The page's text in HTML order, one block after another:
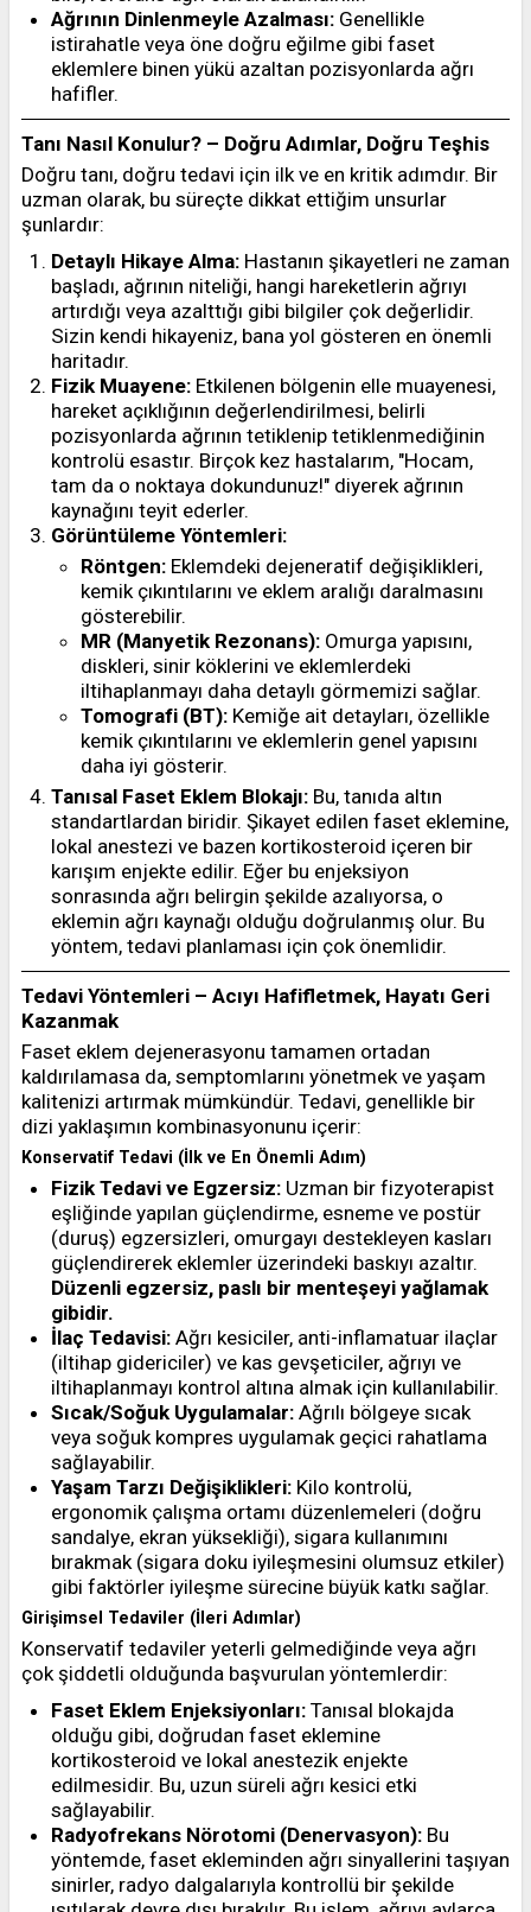
Ağrının Dinlenmeyle Azalması: Genellikle
istirahatle veya öne doğru eğilme gibi faset
eklemlere binen yükü azaltan pozisyonlarda ağrı
hafifler.
Tanı Nasıl Konulur? – Doğru Adımlar, Doğru Teşhis
Doğru tanı, doğru tedavi için ilk ve en kritik adımdır. Bir
uzman olarak, bu süreçte dikkat ettiğim unsurlar
şunlardır:
Detaylı Hikaye Alma: Hastanın şikayetleri ne zaman
başladı, ağrının niteliği, hangi hareketlerin ağrıyı
artırdığı veya azalttığı gibi bilgiler çok değerlidir.
Sizin kendi hikayeniz, bana yol gösteren en önemli
haritadır.
Fizik Muayene: Etkilenen bölgenin elle muayenesi,
hareket açıklığının değerlendirilmesi, belirli
pozisyonlarda ağrının tetiklenip tetiklenmediğinin
kontrolü esastır. Birçok kez hastalarım, "Hocam,
tam da o noktaya dokundunuz!" diyerek ağrının
kaynağını teyit ederler.
Görüntüleme Yöntemleri:
Röntgen: Eklemdeki dejeneratif değişiklikleri,
kemik çıkıntılarını ve eklem aralığı daralmasını
gösterebilir.
MR (Manyetik Rezonans): Omurga yapısını,
diskleri, sinir köklerini ve eklemlerdeki
iltihaplanmayı daha detaylı görmemizi sağlar.
Tomografi (BT): Kemiğe ait detayları, özellikle
kemik çıkıntılarını ve eklemlerin genel yapısını
daha iyi gösterir.
Tanısal Faset Eklem Blokajı: Bu, tanıda altın
standartlardan biridir. Şikayet edilen faset eklemine,
lokal anestezi ve bazen kortikosteroid içeren bir
karışım enjekte edilir. Eğer bu enjeksiyon
sonrasında ağrı belirgin şekilde azalıyorsa, o
eklemin ağrı kaynağı olduğu doğrulanmış olur. Bu
yöntem, tedavi planlaması için çok önemlidir.
Tedavi Yöntemleri – Acıyı Hafifletmek, Hayatı Geri
Kazanmak
Faset eklem dejenerasyonu tamamen ortadan
kaldırılamasa da, semptomlarını yönetmek ve yaşam
kalitenizi artırmak mümkündür. Tedavi, genellikle bir
dizi yaklaşımın kombinasyonunu içerir:
Konservatif Tedavi (İlk ve En Önemli Adım)
Fizik Tedavi ve Egzersiz: Uzman bir fizyoterapist
eşliğinde yapılan güçlendirme, esneme ve postür
(duruş) egzersizleri, omurgayı destekleyen kasları
güçlendirerek eklemler üzerindeki baskıyı azaltır.
Düzenli egzersiz, paslı bir menteşeyi yağlamak
gibidir.
İlaç Tedavisi: Ağrı kesiciler, anti-inflamatuar ilaçlar
(iltihap gidericiler) ve kas gevşeticiler, ağrıyı ve
iltihaplanmayı kontrol altına almak için kullanılabilir.
Sıcak/Soğuk Uygulamalar: Ağrılı bölgeye sıcak
veya soğuk kompres uygulamak geçici rahatlama
sağlayabilir.
Yaşam Tarzı Değişiklikleri: Kilo kontrolü,
ergonomik çalışma ortamı düzenlemeleri (doğru
sandalye, ekran yüksekliği), sigara kullanımını
bırakmak (sigara doku iyileşmesini olumsuz etkiler)
gibi faktörler iyileşme sürecine büyük katkı sağlar.
Girişimsel Tedaviler (İleri Adımlar)
Konservatif tedaviler yeterli gelmediğinde veya ağrı
çok şiddetli olduğunda başvurulan yöntemlerdir:
Faset Eklem Enjeksiyonları: Tanısal blokajda
olduğu gibi, doğrudan faset eklemine
kortikosteroid ve lokal anestezik enjekte
edilmesidir. Bu, uzun süreli ağrı kesici etki
sağlayabilir.
Radyofrekans Nörotomi (Denervasyon): Bu
yöntemde, faset ekleminden ağrı sinyallerini taşıyan
sinirler, radyo dalgalarıyla kontrollü bir şekilde